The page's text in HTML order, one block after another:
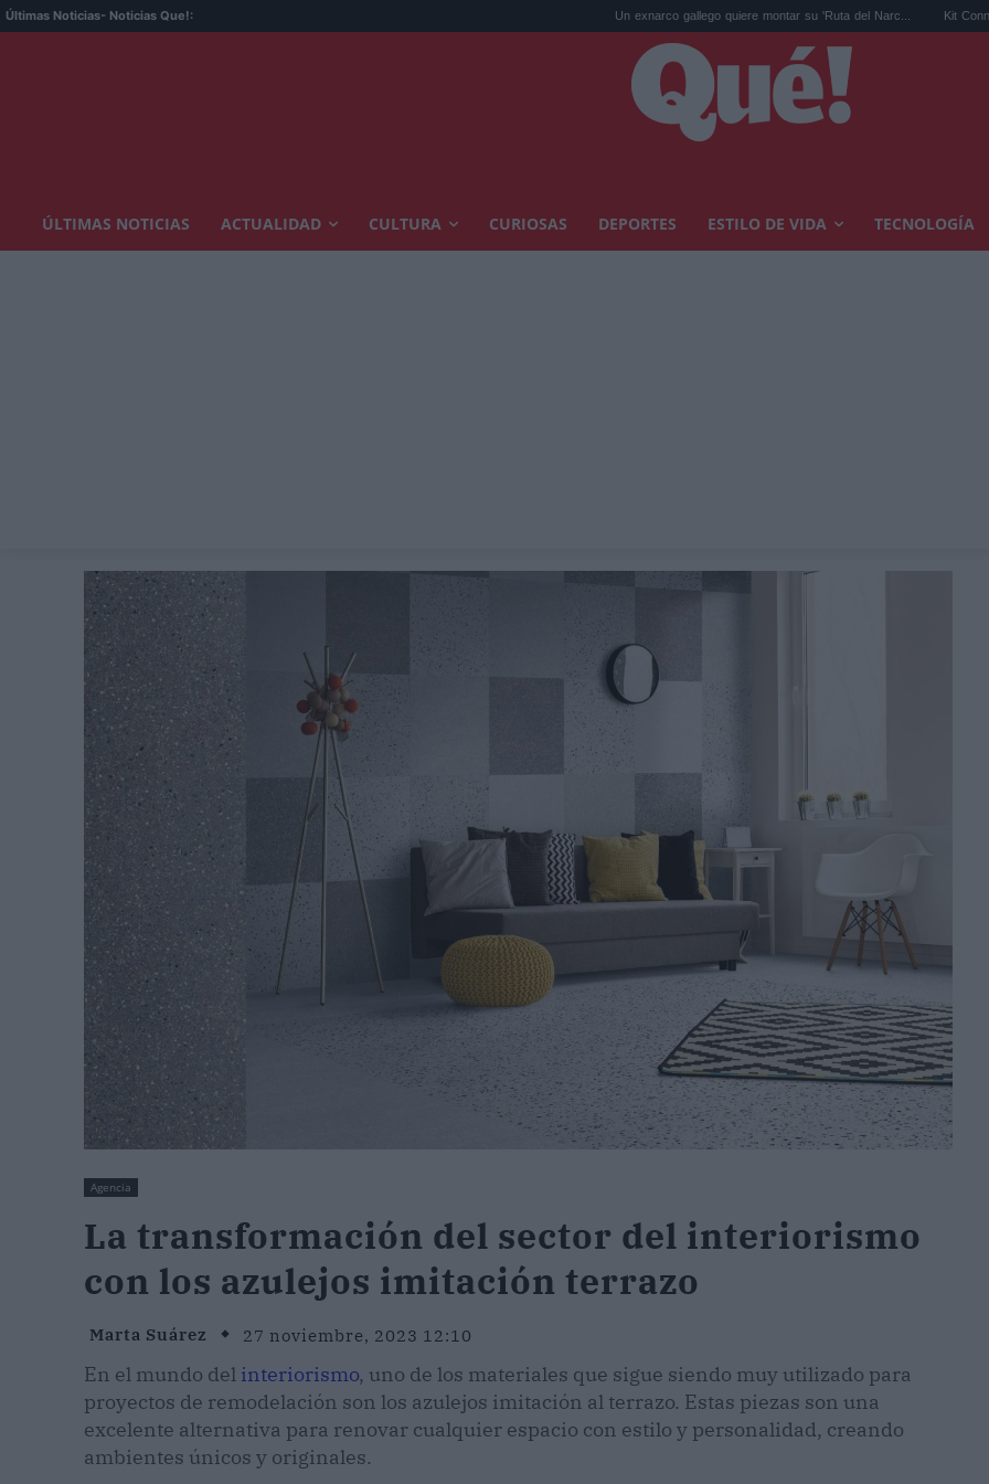
Últimas Noticias- Noticias Que!: Un exnarco gallego quiere montar su 'Ruta del Narc... Kit Connor será Cíclope
ÚLTIMAS NOTICIAS ACTUALIDAD CULTURA CURIOSAS DEPORTES ESTILO DE VIDA TECNOLOGÍA
Agencia
La transformación del sector del interiorismo
con los azulejos imitación terrazo
Marta Suárez 27 noviembre, 2023 12:10
En el mundo del interiorismo, uno de los materiales que sigue siendo muy utilizado para
proyectos de remodelación son los azulejos imitación al terrazo. Estas piezas son una
excelente alternativa para renovar cualquier espacio con estilo y personalidad, creando
ambientes únicos y originales.